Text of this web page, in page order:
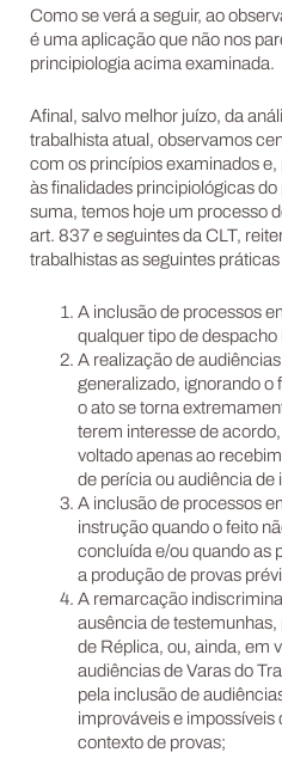
Como se verá a seguir, ao
é uma aplicação que não nos
principiologia acima examinada.
Afinal, salvo melhor juízo, da
trabalhista atual, observamos
com os princípios examinados
às finalidades principiológicas
suma, temos hoje um processo
art. 837 e seguintes da CLT,
trabalhistas as seguintes
A inclusão de processos
qualquer tipo de
A realização de
generalizado, ignorando o
o ato se torna
terem interesse de
voltado apenas ao
de perícia ou audiência de
A inclusão de processos
instrução quando o feito
concluída e/ou quando as
a produção de provas
A remarcação
ausência de
de Réplica, ou, ainda, em
audiências de Varas do
pela inclusão de
improváveis e impossíveis
contexto de provas;